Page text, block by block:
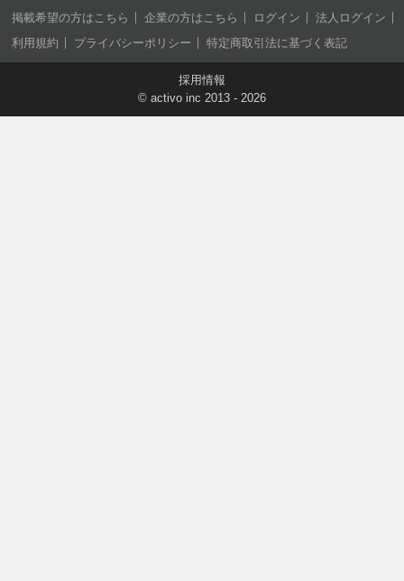
掲載希望の方はこちら
企業の方はこちら ログイン
法人ログイン
利用規約
プライバシーポリシー 特定商取引法に基づく表記
採用情報
© activo inc 2013 - 2026